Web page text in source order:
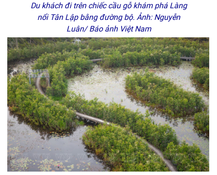
Du khách đi trên chiếc cầu gỗ khám phá Làng
nổi Tân Lập bằng đường bộ. Ảnh: Nguyễn
Luân/ Báo ảnh Việt Nam